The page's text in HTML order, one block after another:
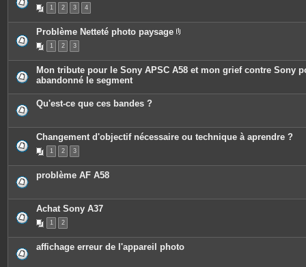
s
c
n
1 2 3 4
Problème Netteté photo paysage
c
e
o
e
s
1 2 3
Mon tribute pour le Sony APSC A58 et mon grief contre Sony
abandonné le segment
Qu'est-ce que ces bandes ?
Changement d'objectif nécessaire ou technique à aprendre ?
1 2 3
problème AF A58
Achat Sony A37
1 2
affichage erreur de l'appareil photo